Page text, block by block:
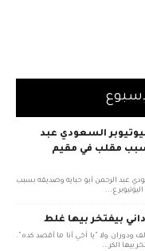
السعودي عبد
مقلب في مقيم
عبد الرحمن أبو حبايه وصديقه بسبب
ع...
بيفتخر بيها غلط
لف ودوران ولا "يا أخي أنا ما أقصد كده".
بيها الكر...